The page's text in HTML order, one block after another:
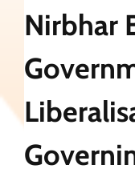
Nirbhar